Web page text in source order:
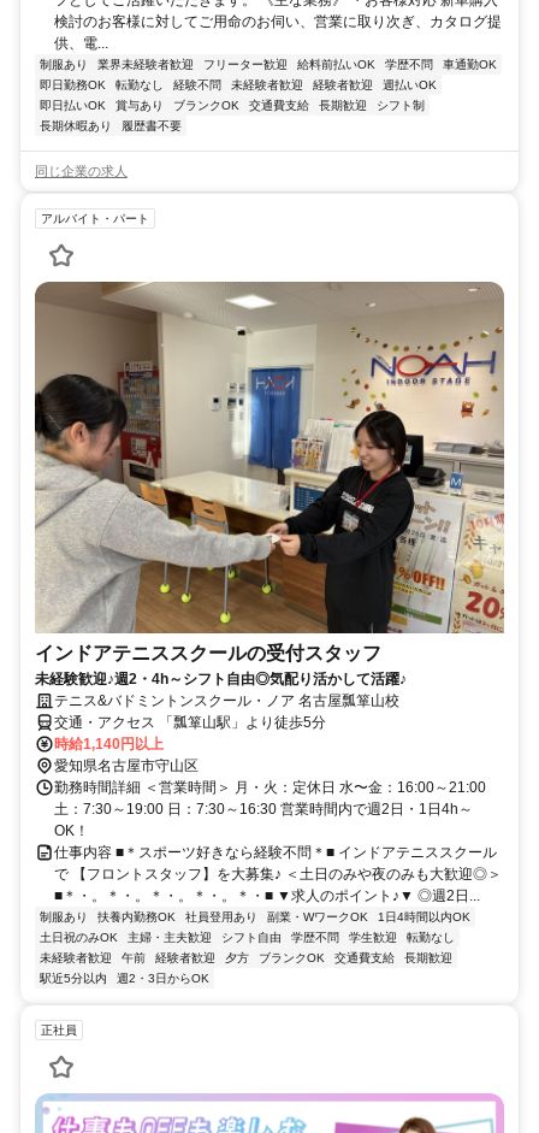
検討のお客様に対してご用命のお伺い、営業に取り次ぎ、カタログ提
供、電...
制服あり 業界未経験者歓迎 フリーター歓迎 給料前払いOK 学歴不問
車通勤OK
即日勤務OK
転勤なし 経験不問 未経験者歓迎 経験者歓迎
週払いOK
即日払いOK
賞与あり ブランクOK 交通費支給 長期歓迎
シフト制
長期休暇あり
履歴書不要
同じ企業の求人
アルバイト・パート
インドアテニススクールの受付スタッフ
未経験歓迎♪週2・4h～シフト自由◎気配り活かして活躍♪
テニス&バドミントンスクール・ノア 名古屋瓢箪山校
交通・アクセス 「瓢箪山駅」より徒歩5分
時給1,140円以上
愛知県名古屋市守山区
勤務時間詳細 ＜営業時間＞ 月・火：定休日 水〜金：16:00～21:00
土：7:30～19:00 日：7:30～16:30 営業時間内で週2日・1日4h～
OK！
仕事内容 ■＊スポーツ好きなら経験不問＊■ インドアテニススクール
で 【フロントスタッフ】を大募集♪ ＜土日のみや夜のみも大歓迎◎＞
■＊・。＊・。＊・。＊・。＊・■ ▼求人のポイント♪▼ ◎週2日...
制服あり 扶養内勤務OK 社員登用あり 副業・WワークOK
1日4時間以内OK
土日祝のみOK
主婦・主夫歓迎 シフト自由 学歴不問 学生歓迎
転勤なし
未経験者歓迎
午前 経験者歓迎 夕方 ブランクOK 交通費支給
長期歓迎
駅近5分以内
週2・3日からOK
正社員